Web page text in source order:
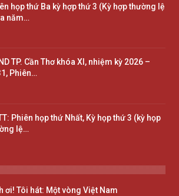
họp thứ Ba kỳ hợp thứ 3 (Kỳ hợp thường lệ
năm…
TP. Cần Thơ khóa XI, nhiệm kỳ 2026 –
Phiên…
Phiên họp thứ Nhất, Kỳ họp thứ 3 (kỳ họp
lệ…
ơi! Tôi hát: Một vòng Việt Nam